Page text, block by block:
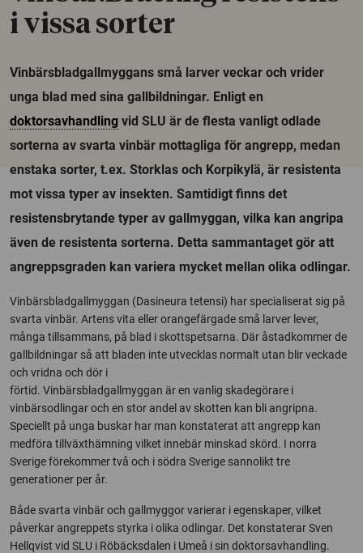
i vissa sorter
Vinbärsbladgallmyggans små larver veckar och vrider
unga blad med sina gallbildningar. Enligt en
doktorsavhandling vid SLU är de flesta vanligt odlade
sorterna av svarta vinbär mottagliga för angrepp, medan
enstaka sorter, t.ex. Storklas och Korpikylä, är resistenta
mot vissa typer av insekten. Samtidigt finns det
resistensbrytande typer av gallmyggan, vilka kan angripa
även de resistenta sorterna. Detta sammantaget gör att
angreppsgraden kan variera mycket mellan olika odlingar.
Vinbärsbladgallmyggan (Dasineura tetensi) har specialiserat sig på
svarta vinbär. Artens vita eller orangefärgade små larver lever,
många tillsammans, på blad i skottspetsarna. Där åstadkommer de
gallbildningar så att bladen inte utvecklas normalt utan blir veckade
och vridna och dör i
förtid. Vinbärsbladgallmyggan är en vanlig skadegörare i
vinbärsodlingar och en stor andel av skotten kan bli angripna.
Speciellt på unga buskar har man konstaterat att angrepp kan
medföra tillväxthämning vilket innebär minskad skörd. I norra
Sverige förekommer två och i södra Sverige sannolikt tre
generationer per år.
Både svarta vinbär och gallmyggor varierar i egenskaper, vilket
påverkar angreppets styrka i olika odlingar. Det konstaterar Sven
Hellqvist vid SLU i Röbäcksdalen i Umeå i sin doktorsavhandling.